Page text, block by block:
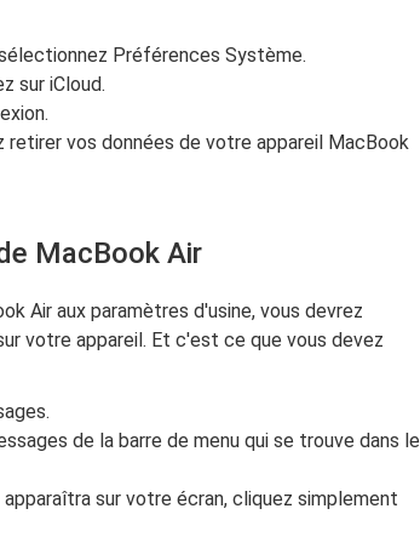
Préférences Système.
sur iCloud.
retirer vos données de votre appareil MacBook
MacBook Air
Air aux paramètres d'usine, vous devrez
votre appareil. Et c'est ce que vous devez
de la barre de menu qui se trouve dans le
sur votre écran, cliquez simplement